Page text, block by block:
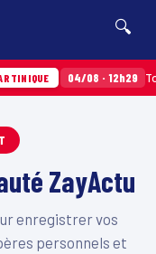
🔍
04/08 · 12h29
ZayActu
enregistrer vos
personnels et